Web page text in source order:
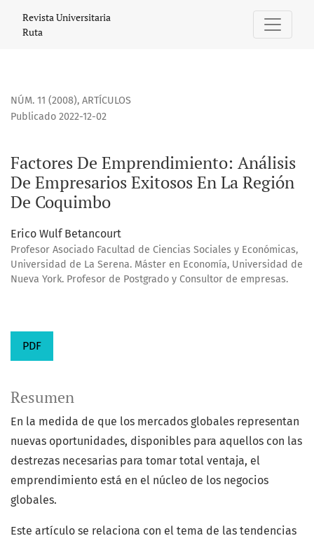
Factores De Emprendimiento: Análisis De Empresarios
Revista Universitaria
Ruta
NÚM. 11 (2008), ARTÍCULOS
Factores De Emprendimiento: Análisis
De Empresarios Exitosos En La Región
De Coquimbo
Publicado 2022-12-02
Erico Wulf Betancourt
Profesor Asociado Facultad de Ciencias Sociales y Económicas,
Universidad de La Serena. Máster en Economía, Universidad de
Nueva York. Profesor de Postgrado y Consultor de empresas.
PDF
Resumen
En la medida de que los mercados globales representan
nuevas oportunidades, disponibles para aquellos con las
destrezas necesarias para tomar total ventaja, el
emprendimiento está en el núcleo de los negocios
globales.
Este artículo se relaciona con el tema de las tendencias